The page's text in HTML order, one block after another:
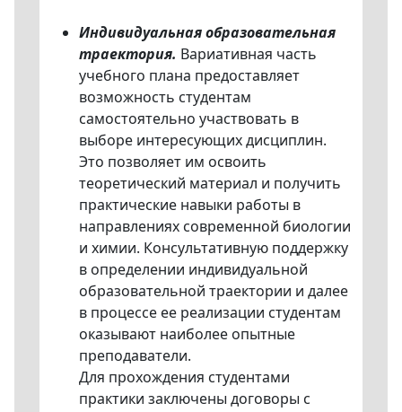
Индивидуальная образовательная
траектория. Вариативная часть
учебного плана предоставляет
возможность студентам
самостоятельно участвовать в
выборе интересующих дисциплин.
Это позволяет им освоить
теоретический материал и получить
практические навыки работы в
направлениях современной биологии
и химии. Консультативную поддержку
в определении индивидуальной
образовательной траектории и далее
в процессе ее реализации студентам
оказывают наиболее опытные
преподаватели.
Для прохождения студентами
практики заключены договоры с